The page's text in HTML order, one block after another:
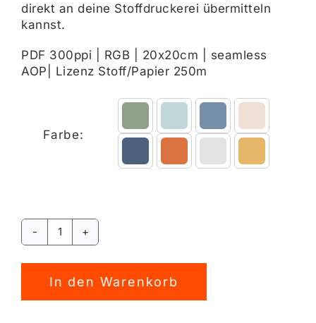
direkt an deine Stoffdruckerei übermitteln
kannst.
PDF 300ppi | RGB | 20x20cm | seamless
AOP| Lizenz Stoff/Papier 250m
Farbe:
Grossstadt
Stoffdesign
[Digital]
In den Warenkorb